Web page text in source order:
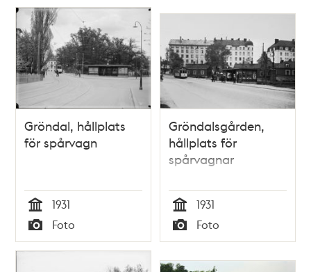
Gröndal, hållplats
för spårvagn
Tid
1931
Typ
Foto
Gröndalsgården,
hållplats för
spårvagnar
Tid
1931
Typ
Foto